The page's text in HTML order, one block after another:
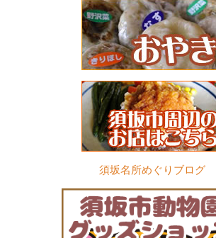
須坂名所めぐりブログ